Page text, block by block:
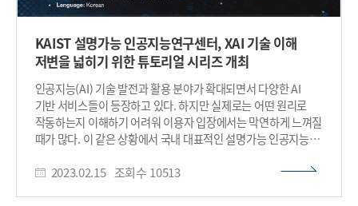
Memristive Explainable Artificial Intelligence Hardware,
논문링크: https://doi.org/10.1002/adma.202400977)​
설명요구권의 구체화 과정에서의 알고리즘 공개와 영업비밀 관계
Trouble 원인 분석을 위한 XAI 적용 사례 공유(SK디스커버리
신해빈 매니저) ▲다중 클래스 딥러닝의 의사결정에 대한 시각적
이유 설명(경북대 남우정 교수)이 소개되었다. 논문발표에서는
연구진들의 XAI 분야 연구 성과 발표가 이어졌다. 특히, ▲투자자
심리와 설명가능 인공지능 기법을 적용한 비선형 자산 변동성
예측 모델 개선(이승주(서울대), 박진성(서울대), 이재욱
(서울대)) ▲로컬 그라디언트 정렬을 통한 강건한 해석 가능성
(정석현(서울대), 주성환(성균관대), 허주연(Univ. of
Cambridge), 아드리안 윌러(Univ. of Cambridge/The Alan
Turing Institute), 문태섭(서울대))이 우수논문상을
KAIST 설명가능 인공지능연구센터, XAI 기술 이해
저변을 넓히기 위한 튜토리얼 시리즈 개최
인공지능(AI) 기술 발전과 활용 분야가 확대되면서 다양한 AI
기반 서비스들이 등장하고 있다. 하지만 실제로는 어떤 원리로
작동하는지 이해하기 어려워 이용자 입장에서는 막연하게 느껴질
때가 많다. 이 같은 상황에서 국내 대표적인 설명가능 인공지능
교수) 연구진이 지난 1월 26일부터 2월 16일까지 7회에 걸쳐
2023.02.15 조회수 10513